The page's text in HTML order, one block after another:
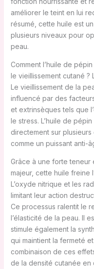
améliorer le teint en lui
résumé, cette huile est
plusieurs niveaux pour
peau.
Comment l’huile de
le vieillissement cutané ?
Le vieillissement de la
influencé par des
et extrinsèques tels que
le stress. L’huile de
directement sur
comme un puissant anti-
Grâce à une forte teneur
majeur, cette huile freine
L’oxyde nitrique et les
limitant leur action
Ce processus ralentit le
l’élasticité de la peau. Il
stimule également la
qui maintient la fermeté
combinaison de ces
de la densité cutanée en